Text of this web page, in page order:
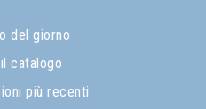
del giorno
catalogo
più recenti